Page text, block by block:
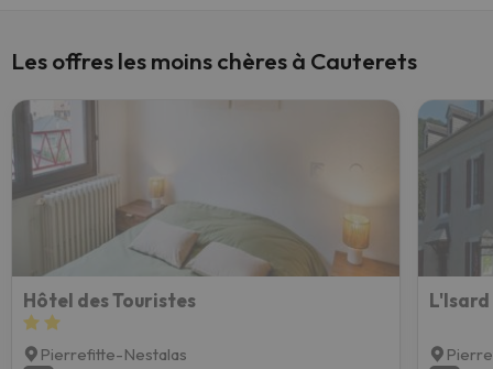
Les offres les moins chères à Cauterets
Hôtel des Touristes
Pierrefitte-Nestalas
L'Isard